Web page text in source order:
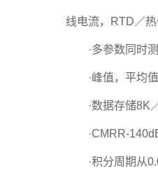
线电流，RTD／
·多参数同时测
·峰值，平均值
·数据存储8K／
·CMRR-
·积分周期从